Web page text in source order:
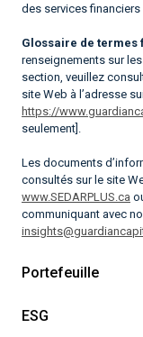
des services financiers
Glossaire de termes
renseignements sur
section, veuillez
site Web à l’adresse
https://
seulement].
Les documents
consultés sur le site
www.SEDARPLUS.ca
communiquant avec
Portefeuille
ESG